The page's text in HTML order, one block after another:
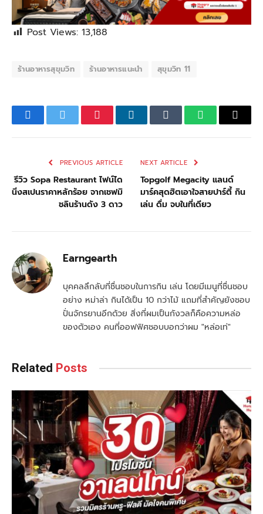
Post Views: 13,188
ร้านอาหารสุขุมวิท ร้านอาหารแนะนำ สุขุมวิท 11
FacebookTwitterPinterestLinkedInTumblrWhatsApp
Email
PREVIOUS ARTICLE
รีวิว Sopa Restaurant ไฟน์ได
นิ่งสเปนราคาหลักร้อย จากเชฟมิ
ชลินร้านดัง 3 ดาว
NEXT ARTICLE
Topgolf Megacity แลนด์
มาร์คสุดฮิตเอาใจสายปาร์ตี้ กิน
เล่น ดื่ม จบในที่เดียว
Earngearth
บุคคลลึกลับที่ชื่นชอบในการกิน เล่น โดยมีเมนูที่ชื่นชอบ
อย่าง หม่าล่า กินได้เป็น 10 กว่าไม้ แถมที่สำคัญยังชอบ
ปั่นจักรยานอีกด้วย สิ่งที่ผมเป็นกังวลก็คือความหล่อ
ของตัวเอง คนที่ออฟฟิศชอบบอกว่าผม "หล่อเท่"
Related Posts